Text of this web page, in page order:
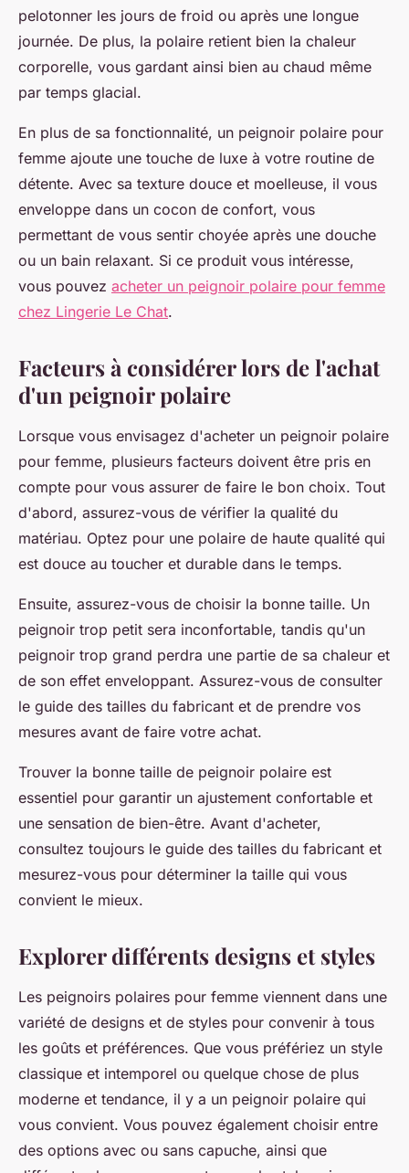
pelotonner les jours de froid ou après une longue
journée. De plus, la polaire retient bien la chaleur
corporelle, vous gardant ainsi bien au chaud même
par temps glacial.
En plus de sa fonctionnalité, un peignoir polaire pour
femme ajoute une touche de luxe à votre routine de
détente. Avec sa texture douce et moelleuse, il vous
enveloppe dans un cocon de confort, vous
permettant de vous sentir choyée après une douche
ou un bain relaxant. Si ce produit vous intéresse,
vous pouvez acheter un peignoir polaire pour femme
chez Lingerie Le Chat.
Facteurs à considérer lors de l'achat
d'un peignoir polaire
Lorsque vous envisagez d'acheter un peignoir polaire
pour femme, plusieurs facteurs doivent être pris en
compte pour vous assurer de faire le bon choix. Tout
d'abord, assurez-vous de vérifier la qualité du
matériau. Optez pour une polaire de haute qualité qui
est douce au toucher et durable dans le temps.
Ensuite, assurez-vous de choisir la bonne taille. Un
peignoir trop petit sera inconfortable, tandis qu'un
peignoir trop grand perdra une partie de sa chaleur et
de son effet enveloppant. Assurez-vous de consulter
le guide des tailles du fabricant et de prendre vos
mesures avant de faire votre achat.
Trouver la bonne taille de peignoir polaire est
essentiel pour garantir un ajustement confortable et
une sensation de bien-être. Avant d'acheter,
consultez toujours le guide des tailles du fabricant et
mesurez-vous pour déterminer la taille qui vous
convient le mieux.
Explorer différents designs et styles
Les peignoirs polaires pour femme viennent dans une
variété de designs et de styles pour convenir à tous
les goûts et préférences. Que vous préfériez un style
classique et intemporel ou quelque chose de plus
moderne et tendance, il y a un peignoir polaire qui
vous convient. Vous pouvez également choisir entre
des options avec ou sans capuche, ainsi que